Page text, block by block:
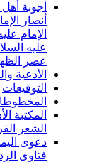
أهل البيت عن
الإمام عليه السلام
عليه السلام
السلام ضرورة
علامات
والزيارات
الأدبية
الشعر
اليماني
الرد على دعوى